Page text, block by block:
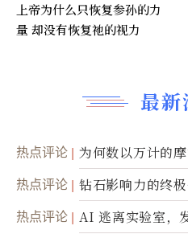
最新
热点评论
为何数以万计的
达
热点评论 钻石影响力的终
热点评论 AI 逃离实验室，
上帝为什么只恢复参孙的力
量 却没有恢复祂的视力